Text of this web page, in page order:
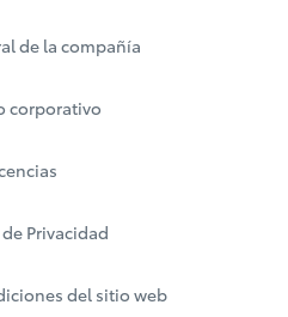
de la compañía
corporativo
Privacidad
del sitio web